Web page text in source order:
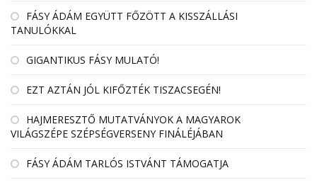
FÁSY ÁDÁM EGYÜTT FŐZÖTT A KISSZÁLLÁSI
TANULÓKKAL
GIGANTIKUS FÁSY MULATÓ!
EZT AZTÁN JÓL KIFŐZTÉK TISZACSEGÉN!
HAJMERESZTŐ MUTATVÁNYOK A MAGYAROK
VILÁGSZÉPE SZÉPSÉGVERSENY FINÁLÉJÁBAN
FÁSY ÁDÁM TARLÓS ISTVÁNT TÁMOGATJA